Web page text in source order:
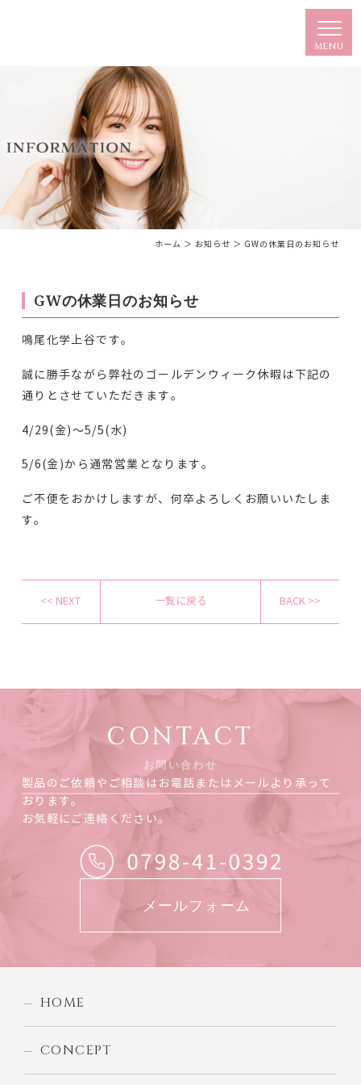
ホーム ＞ お知らせ ＞ GWの休業日のお知らせ
GWの休業日のお知らせ
鳴尾化学上谷です。
誠に勝手ながら弊社のゴールデンウィーク休暇は下記の
通りとさせていただきます。
4/29(金)～5/5(水)
5/6(金)から通常営業となります。
ご不便をおかけしますが、何卒よろしくお願いいたしま
す。
<< NEXT 一覧に戻る BACK >>
CONTACT
お問い合わせ
製品のご依頼やご相談はお電話またはメールより承って
おります。
お気軽にご連絡ください。
メールフォーム
HOME
CONCEPT